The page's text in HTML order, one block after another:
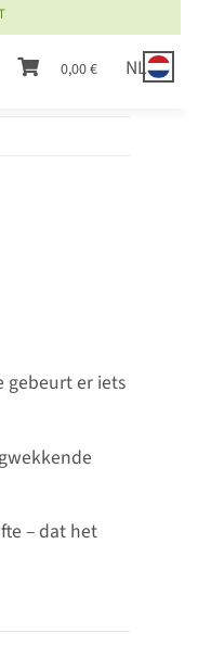
0,00 € NL
gebeurt er iets
– dat het